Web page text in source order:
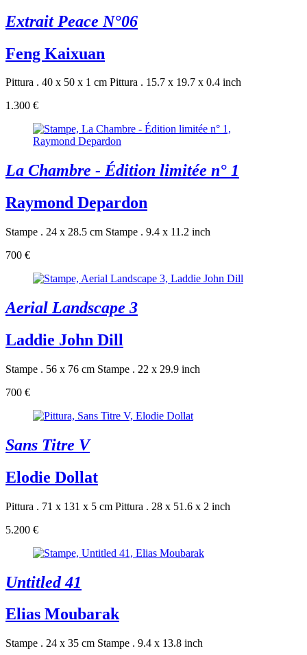
Extrait Peace N°06
Feng Kaixuan
Pittura . 40 x 50 x 1 cm Pittura . 15.7 x 19.7 x 0.4 inch
1.300 €
La Chambre - Édition limitée n° 1
Raymond Depardon
Stampe . 24 x 28.5 cm Stampe . 9.4 x 11.2 inch
700 €
Aerial Landscape 3
Laddie John Dill
Stampe . 56 x 76 cm Stampe . 22 x 29.9 inch
700 €
Sans Titre V
Elodie Dollat
Pittura . 71 x 131 x 5 cm Pittura . 28 x 51.6 x 2 inch
5.200 €
Untitled 41
Elias Moubarak
Stampe . 24 x 35 cm Stampe . 9.4 x 13.8 inch